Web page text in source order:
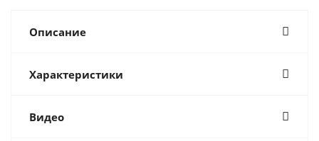
Описание
Характеристики
Видео